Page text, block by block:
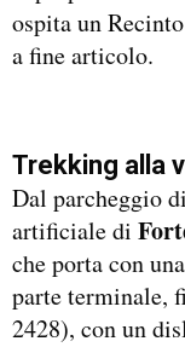
ospita un
a fine articolo.
Trekking alla
Dal parcheggio
artificiale di
che porta con
parte terminale,
2428), con un